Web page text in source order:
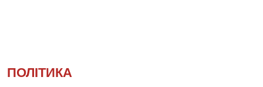
ПОЛІТИКА